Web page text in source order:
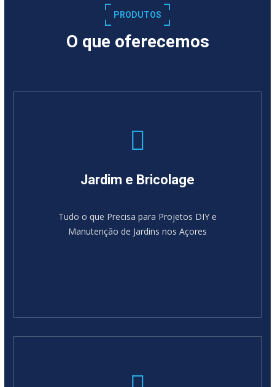
PRODUTOS
O que oferecemos
Jardim e Bricolage
Tudo o que Precisa para Projetos DIY e
Manutenção de Jardins nos Açores